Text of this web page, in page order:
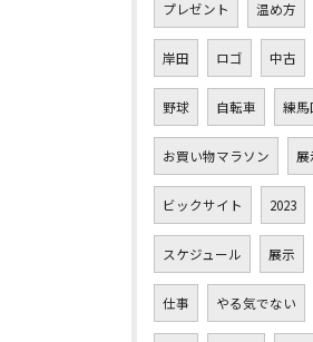
プレゼント 温め方
岸田 ロゴ 中古
野球 自転車 練馬
お買い物マラソン 展
ビックサイト 2023
スケジュール 展示
仕事 やる気でない